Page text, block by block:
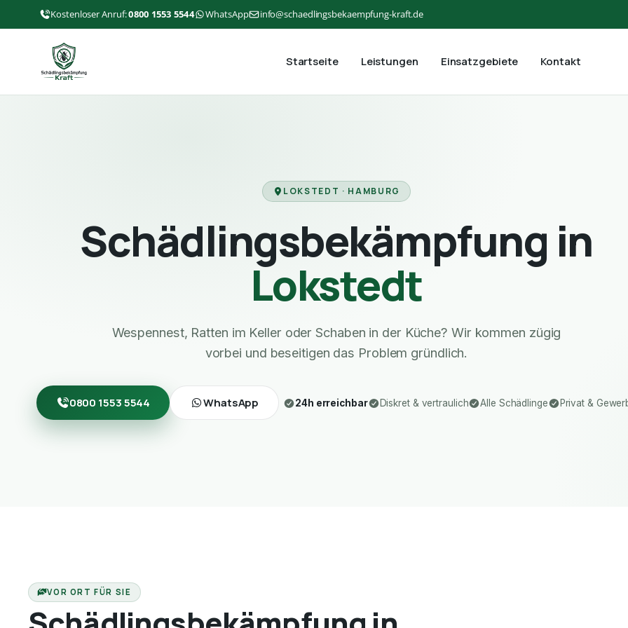
Kostenloser Anruf:0800 1553 5544 WhatsApp info@schaedlingsbekaempfung-kraft.de
Startseite Leistungen Einsatzgebiete Kontakt
LOKSTEDT · HAMBURG
Schädlingsbekämpfung in
Lokstedt
Wespennest, Ratten im Keller oder Schaben in der Küche? Wir kommen zügig
vorbei und beseitigen das Problem gründlich.
0800 1553 5544 WhatsApp 24h erreichbar Diskret & vertraulich Alle Schädlinge Privat &
VOR ORT FÜR SIE